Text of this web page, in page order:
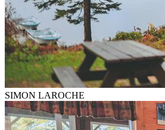
SIMON LAROCHE